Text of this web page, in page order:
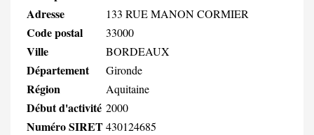
Adresse 133 RUE MANON CORMIER
Code postal 33000
Ville BORDEAUX
Département Gironde
Région Aquitaine
Début d'activité 2000
Numéro SIRET430124685